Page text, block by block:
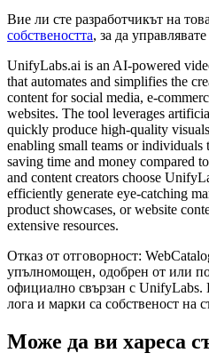
Вие ли сте разработчикът на
собствеността, за да
UnifyLabs.ai is an AI-powered
that automates and simplifies the
content for social media, e-
websites. The tool leverages
quickly produce high-quality
enabling small teams or individuals
saving time and money compared
and content creators choose
efficiently generate eye-catching
product showcases, or website
extensive resources.
Отказ от отговорност:
упълномощен, одобрен от или
официално свързан с
лога и марки са собственост на
Може да ви хареса